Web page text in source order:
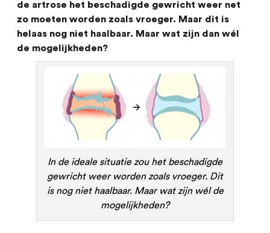
de artrose het beschadigde gewricht weer net
zo moeten worden zoals vroeger. Maar dit is
helaas nog niet haalbaar. Maar wat zijn dan wél
de mogelijkheden?
In de ideale situatie zou het beschadigde
gewricht weer worden zoals vroeger. Dit
is nog niet haalbaar. Maar wat zijn wél de
mogelijkheden?